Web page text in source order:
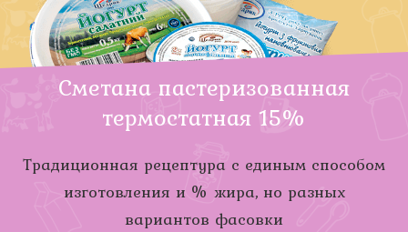
Сметана пастеризованная
термостатная 15%
Традиционная рецептура с единым способом
изготовления и % жира, но разных
вариантов фасовки